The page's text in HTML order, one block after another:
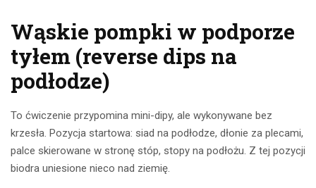
Wąskie pompki w podporze
tyłem (reverse dips na
podłodze)
To ćwiczenie przypomina mini-dipy, ale wykonywane bez
krzesła. Pozycja startowa: siad na podłodze, dłonie za plecami,
palce skierowane w stronę stóp, stopy na podłożu. Z tej pozycji
biodra uniesione nieco nad ziemię.